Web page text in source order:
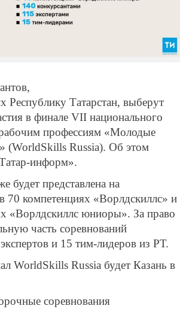
Республику Татарстан, выберут
в финале VII национального
профессиям «Молодые
(WorldSkills Russia). Об этом
информ».
будет представлена на
70 компетенциях «Ворлдскиллс» и
«Ворлдскиллс юниоры». За право
часть соревнований
и 15 тим-лидеров из РТ.
WorldSkills Russia будет Казань в
соревнования